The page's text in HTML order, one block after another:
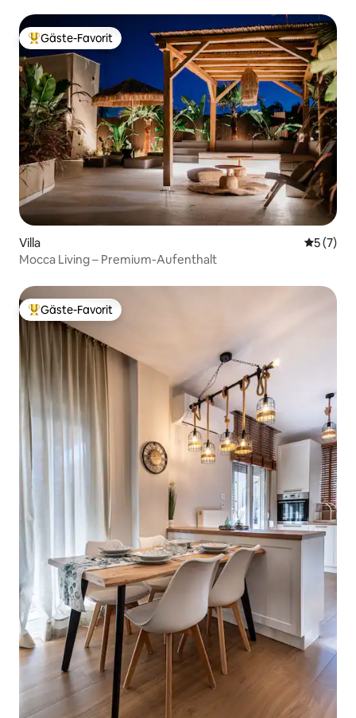
Beliebter Gäste-Favorit.
Gäste-Favorit
Villa
5 (7)
Mocca Living – Premium-Aufenthalt
Beliebter Gäste-Favorit.
Gäste-Favorit